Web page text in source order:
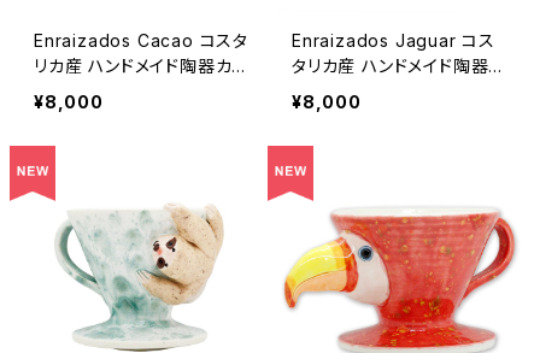
Enraizados Cacao コスタ
リカ産 ハンドメイド陶器カッ
プ
¥8,000
Enraizados Jaguar コス
タリカ産 ハンドメイド陶器カ
ップ
¥8,000